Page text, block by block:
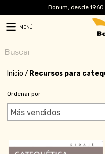
Bonum, desde
MENÚ
Inicio / Recursos para
Ordenar por